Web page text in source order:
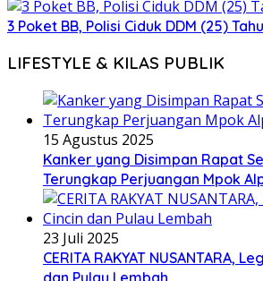
3 Poket BB, Polisi Ciduk DDM (25)
LIFESTYLE & KILAS PUBLIK
15 Agustus 2025
Kanker yang Disimpan Rapat
Terungkap Perjuangan Mpok
23 Juli 2025
CERITA RAKYAT NUSANTARA,
dan Pulau Lembah